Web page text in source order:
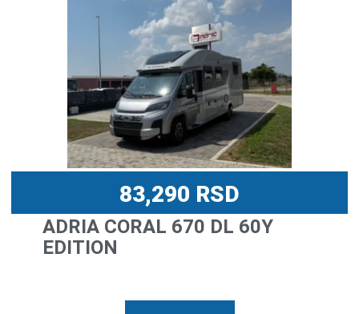
83,290 RSD
ADRIA CORAL 670 DL 60Y
EDITION